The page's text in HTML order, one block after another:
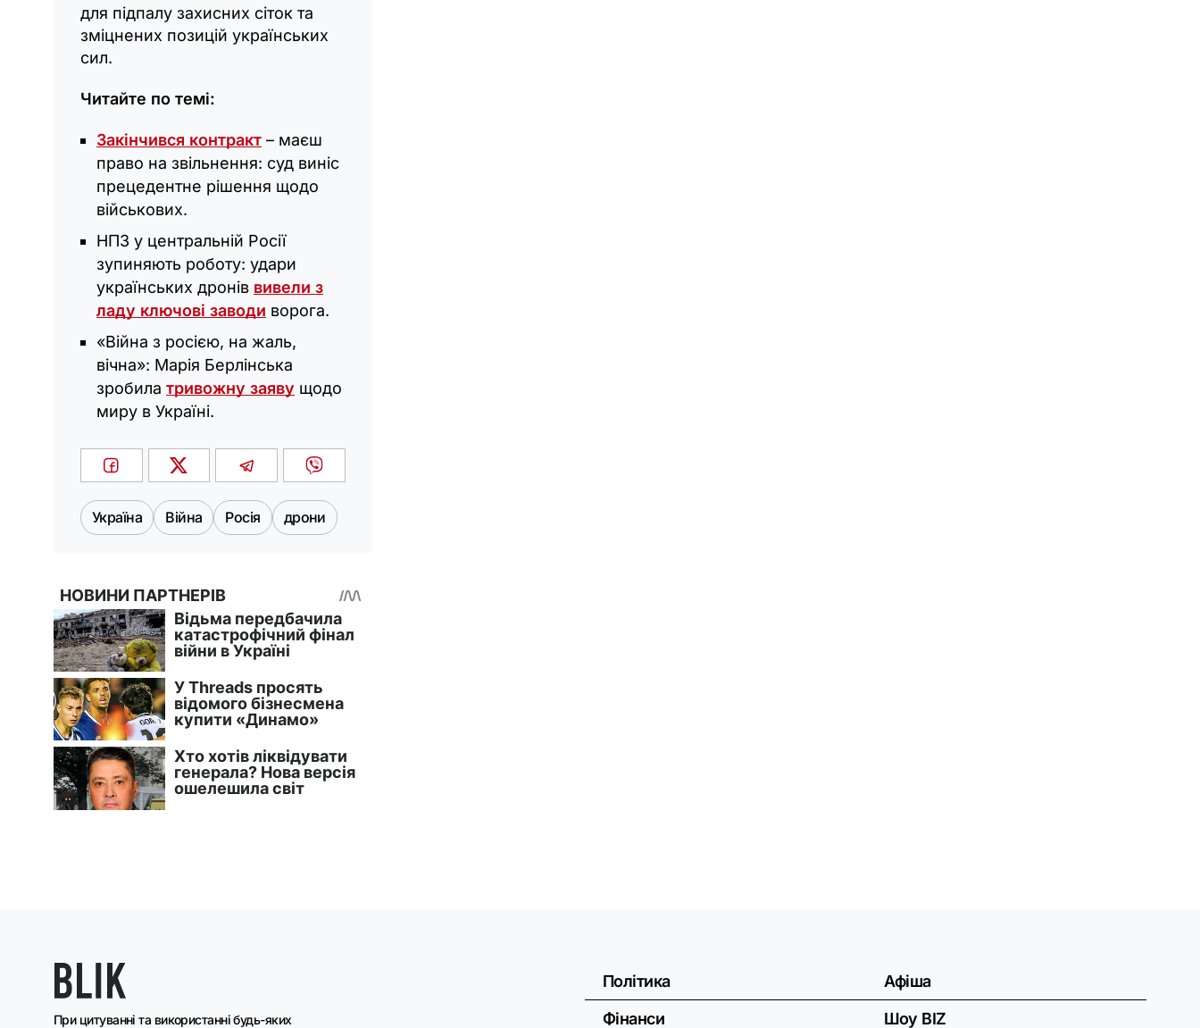
для підпалу захисних сіток та
зміцнених позицій українських
сил.
Читайте по темі:
Закінчився контракт – маєш
право на звільнення: суд виніс
прецедентне рішення щодо
військових.
НПЗ у центральній Росії
зупиняють роботу: удари
українських дронів вивели з
ладу ключові заводи ворога.
«Війна з росією, на жаль,
вічна»: Марія Берлінська
зробила тривожну заяву щодо
миру в Україні.
Україна Війна Росія дрони
При цитуванні та використанні будь-яких
Політика
Фінанси
Афіша
Шоу BIZ